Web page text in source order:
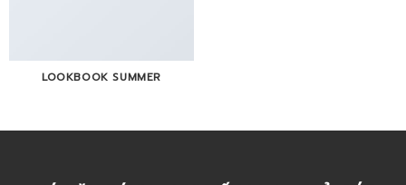
LOOKBOOK SUMMER